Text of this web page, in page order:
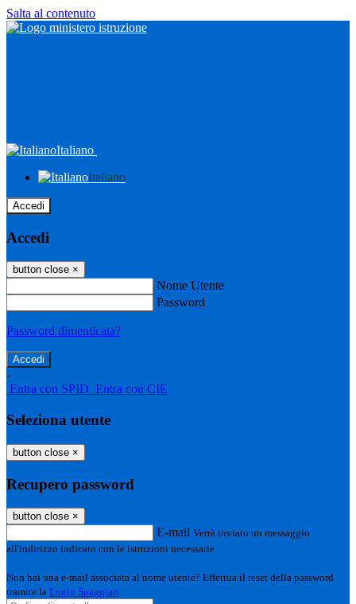
Salta al contenuto
Italiano
Italiano
Accedi
Accedi
button close ×
Nome Utente
Password
Password dimenticata?
-
Entra con SPID Entra con CIE
Seleziona utente
button close ×
Recupero password
button close ×
E-mail Verrà inviato un messaggio
all'indirizzo indicato con le istruzioni necessarie.
Non hai una e-mail associata al nome utente? Effettua il reset della password
tramite la Login Spaggiari